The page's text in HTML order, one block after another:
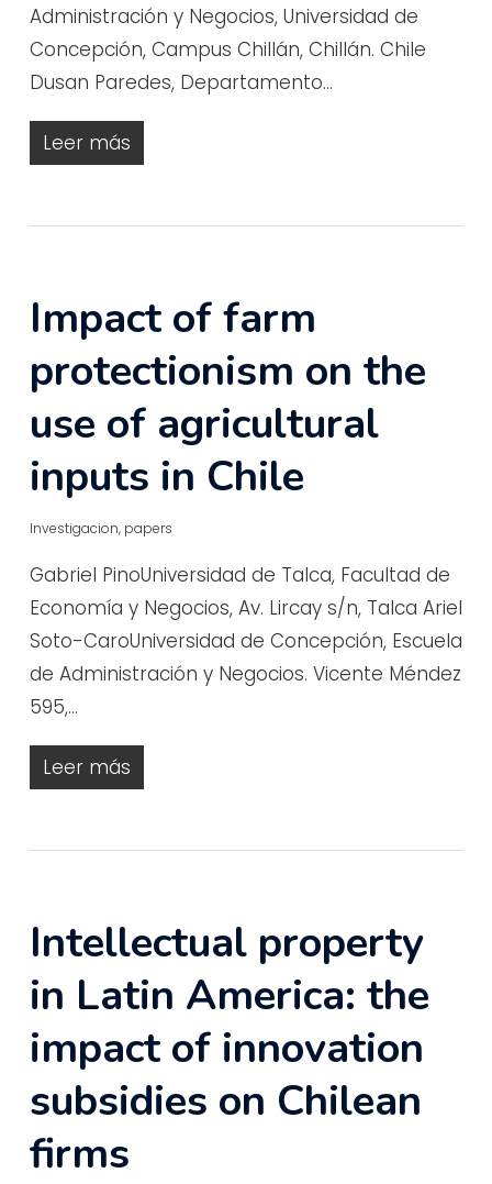
Administración y Negocios, Universidad de
Concepción, Campus Chillán, Chillán. Chile
Dusan Paredes, Departamento…
Leer más
Impact of farm
protectionism on the
use of agricultural
inputs in Chile
Investigacion, papers
Gabriel PinoUniversidad de Talca, Facultad de
Economía y Negocios, Av. Lircay s/n, Talca Ariel
Soto-CaroUniversidad de Concepción, Escuela
de Administración y Negocios. Vicente Méndez
595,…
Leer más
Intellectual property
in Latin America: the
impact of innovation
subsidies on Chilean
firms